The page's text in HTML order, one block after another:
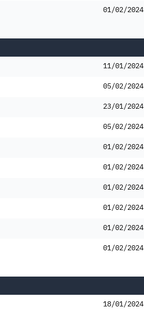
01/02/2024
11/01/2024
05/02/2024
23/01/2024
05/02/2024
01/02/2024
01/02/2024
01/02/2024
01/02/2024
01/02/2024
01/02/2024
18/01/2024